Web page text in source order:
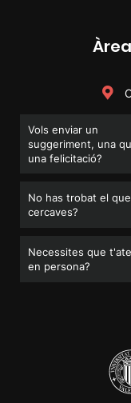
Vols enviar un
suggeriment, una
una felicitació?
No has trobat el que
cercaves?
Necessites que
en persona?